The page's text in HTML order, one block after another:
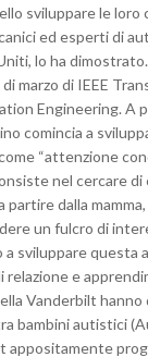
sviluppare le loro
ed esperti di
lo ha
marzo di IEEE
Engineering. A
comincia a
“attenzione
nel cercare
partire dalla
un fulcro di
sviluppare questa
relazione e
Vanderbilt
bambini autistici
appositamente